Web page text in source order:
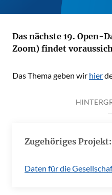
Das nächste 19.
Zoom) findet
Das Thema geben wir hier
Zugehöriges Projekt:
Daten für die